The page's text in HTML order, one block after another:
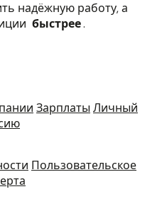
надёжную работу, а
быстрее.
Зарплаты Личный
Пользовательское